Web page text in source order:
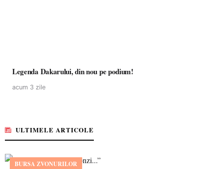
Legenda Dakarului, din nou pe podium!
acum 3 zile
ULTIMELE ARTICOLE
BURSA ZVONURILOR